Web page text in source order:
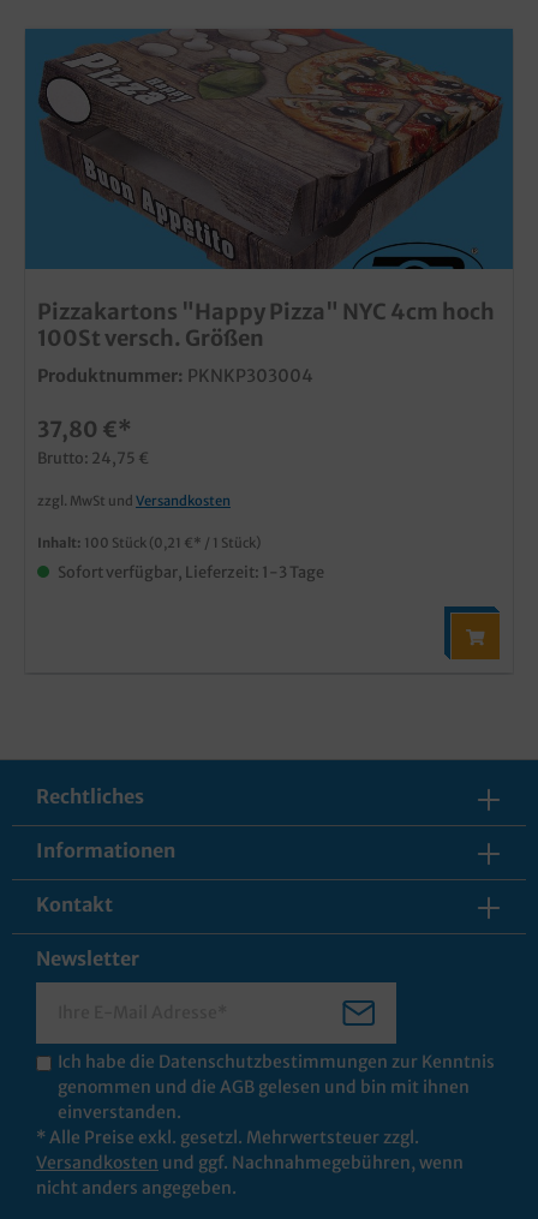
Pizzakartons "Happy Pizza" NYC 4cm hoch
100St versch. Größen
Produktnummer: PKNKP303004
37,80 €*
Brutto: 24,75 €
zzgl. MwSt und Versandkosten
Inhalt: 100 Stück (0,21 €* / 1 Stück)
Sofort verfügbar, Lieferzeit: 1-3 Tage
Rechtliches
Informationen
Kontakt
Newsletter
Ich habe die Datenschutzbestimmungen zur Kenntnis
genommen und die AGB gelesen und bin mit ihnen
einverstanden.
* Alle Preise exkl. gesetzl. Mehrwertsteuer zzgl.
Versandkosten und ggf. Nachnahmegebühren, wenn
nicht anders angegeben.